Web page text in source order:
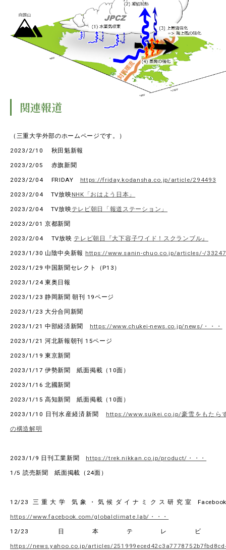
〒514-8507
お問い合わせ
交通案内
Facebook
X
教職
FACULTY
教員一覧
EVENTS
イベントカレンダー
BULLETIN
生物資源学研究科紀要
関連報道
（三重大学外部のホームページです。）
2023/2/10 秋田魁新報
2023/2/05 赤旗新聞
2023/2/04 FRIDAY https://friday.kodansha.co.jp/article/294493
2023/2/04 TV放映NHK「おはよう日本」
2023/2/04 TV放映テレビ朝日「報道ステーション」
2023/2/01 京都新聞
2023/2/04 TV放映 テレビ朝日『大下容子ワイド！スクランブル』
2023/1/30 山陰中央新報 https://www.sanin-chuo.co.jp/articles/-/
2023/1/29 中国新聞セレクト（P13）
2023/1/24 東奥日報
2023/1/23 静岡新聞 朝刊 19ページ
2023/1/23 大分合同新聞
2023/1/21 中部経済新聞 https://www.chukei-news.co.jp/news/・・・
2023/1/21 河北新報朝刊 15ページ
2023/1/19 東京新聞
2023/1/17 伊勢新聞 紙面掲載（10面）
2023/1/16 北國新聞
2023/1/15 高知新聞 紙面掲載（10面）
2023/1/10 日刊水産経済新聞 https://www.suikei.co.jp/豪雪をもたら
の構造解明
2023/1/9 日刊工業新聞 https://trek.nikkan.co.jp/product/・・・
1/5 読売新聞 紙面掲載（24面）
12/23 三重大学 気象・気候ダイナミクス研究室
https://www.facebook.com/globalclimate.lab/・・・
12/23 日本テレ
https://news.yahoo.co.jp/articles/